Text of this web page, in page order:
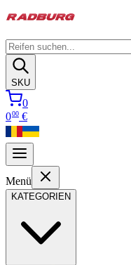
SKU
0
000 €
Menü
KATEGORIEN